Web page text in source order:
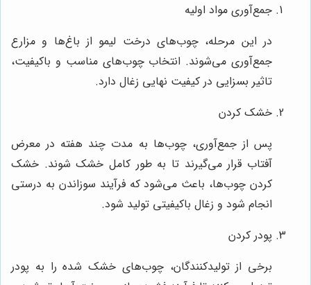
جمع‌آوری مواد اولیه
در این مرحله، چوب‌های درخت لیمو از باغ‌ها و مزارع
جمع‌آوری می‌شوند. انتخاب چوب‌های مناسب و باکیفیت،
تاثیر بسزایی در کیفیت نهایی زغال دارد.
خشک کردن
پس از جمع‌آوری، چوب‌ها به مدت چند هفته در معرض
آفتاب قرار می‌گیرند تا به طور کامل خشک شوند. خشک
کردن چوب‌ها، باعث می‌شود که فرآیند سوزاندن به درستی
انجام شود و زغال باکیفیتی تولید شود.
پودر کردن
برخی از تولیدکنندگان، چوب‌های خشک شده را به پودر